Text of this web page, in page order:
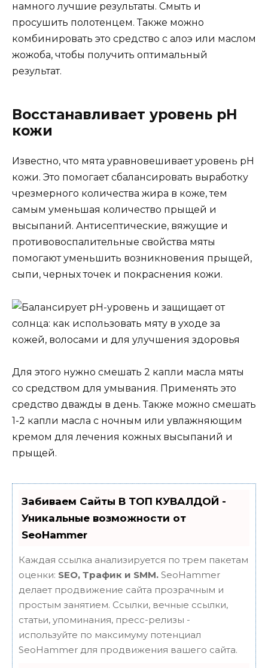
намного лучшие результаты. Смыть и
просушить полотенцем. Также можно
комбинировать это средство с алоэ или маслом
жожоба, чтобы получить оптимальный
результат.
Восстанавливает уровень рН
кожи
Известно, что мята уравновешивает уровень рН
кожи. Это помогает сбалансировать выработку
чрезмерного количества жира в коже, тем
самым уменьшая количество прыщей и
высыпаний. Антисептические, вяжущие и
противовоспалительные свойства мяты
помогают уменьшить возникновения прыщей,
сыпи, черных точек и покраснения кожи.
Для этого нужно смешать 2 капли масла мяты
со средством для умывания. Применять это
средство дважды в день. Также можно смешать
1-2 капли масла с ночным или увлажняющим
кремом для лечения кожных высыпаний и
прыщей.
Забиваем Сайты В ТОП КУВАЛДОЙ -
Уникальные возможности от
SeoHammer
Каждая ссылка анализируется по трем пакетам
оценки: SEO, Трафик и SMM. SeoHammer
делает продвижение сайта прозрачным и
простым занятием. Ссылки, вечные ссылки,
статьи, упоминания, пресс-релизы -
используйте по максимуму потенциал
SeoHammer для продвижения вашего сайта.